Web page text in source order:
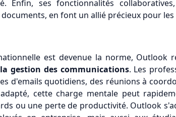
Enfin, ses fonctionnalités
en font un allié précieux pour les
est devenue la norme, Outlook
gestion des communications. Les
d'emails quotidiens, des réunions à
cette charge mentale peut
ou une perte de productivité. Outlook